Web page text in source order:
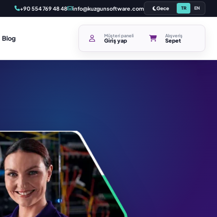
+90 554 769 48 48 info@kuzgunsoftware.com Gece TR EN
Blog Müşteri paneli
Giriş yap
Alışveriş
Sepet